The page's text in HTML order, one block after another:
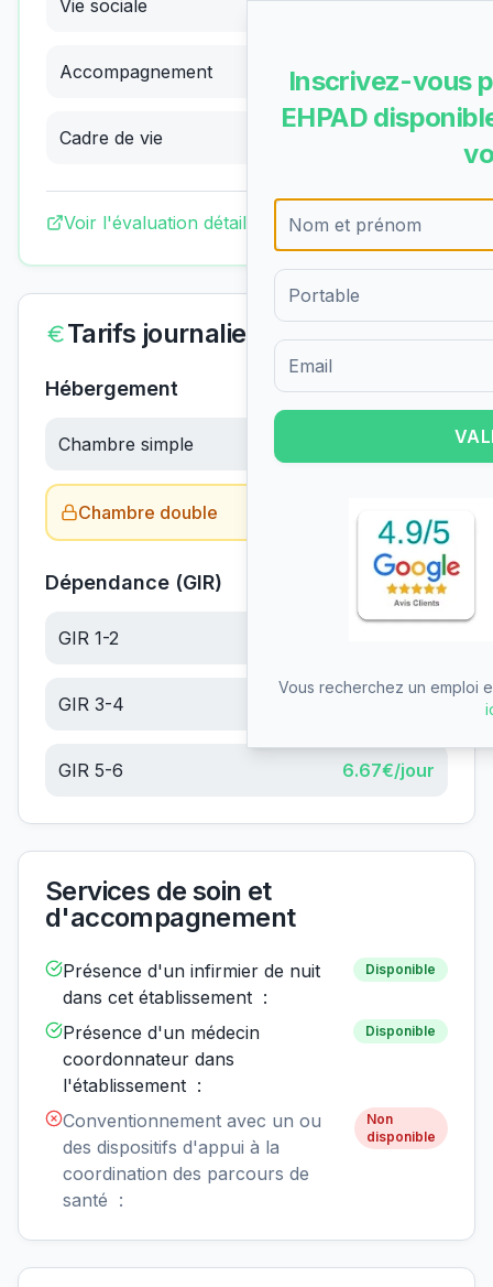
Vie sociale 3.64/4(Excellent)
Accompagnement 3.78/4
Cadre de vie Excellent
Voir l'évaluation détaillée complète
Tarifs journaliers
Hébergement
Chambre simple
Chambre double Obtenir le tarif →
Dépendance (GIR)
GIR 1-2
GIR 3-4
GIR 5-6 6.67€/jour
Services de soin et
d'accompagnement
Présence d'un infirmier de nuit
dans cet établissement :
Disponible
Présence d'un médecin
coordonnateur dans
l'établissement :
Disponible
Conventionnement avec un ou
des dispositifs d'appui à la
coordination des parcours de
santé :
Non
disponible
Inscrivez-vous
EHPAD
Formulaire d'inscription pour
Vous recherchez un emploi